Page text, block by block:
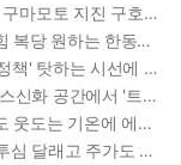
"한국산 물은 변기 물로 써라" : 한국이 보낸 구마모토 지진 구호품에 한 일본인의 '어처구니 없는' 반응
필리버스터는 밀리고 토론회는 묻히고 : 국힘 복당 원하는 한동훈, '검사 정치'의 한계만 드러내나
경기지사 추미애, 경기도 재정난 두고 '복지정책' 탓하는 시선에 정면 반박 : "고령자와 아이 인구 급증"
영화 '오디세이'에 난데없는 정치논쟁 : 그리스신화 공간에서 '트럼프 전쟁의 참혹함'이 보인다
"갑자기 사무실 에어컨 작동 멈췄어요", 40도 웃도는 기온에 에어컨도 숨이 찬다
삼성전자 SK하이닉스 '파격 주주환원'으로 투심 달래고 주가도 받칠까, 100조 넘는 추가 배당 재원에 쏠리는 눈